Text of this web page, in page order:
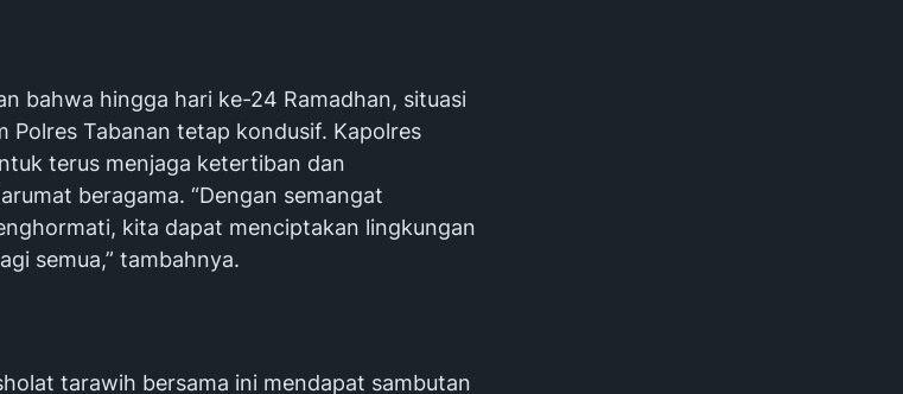
bahwa hingga hari ke-24 Ramadhan, situasi
Polres Tabanan tetap kondusif. Kapolres
terus menjaga ketertiban dan
beragama. “Dengan semangat
kita dapat menciptakan lingkungan
semua,” tambahnya.
tarawih bersama ini mendapat sambutan